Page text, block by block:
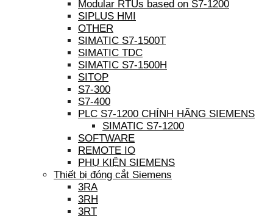
Modular RTUs based on S7-1200
SIPLUS HMI
OTHER
SIMATIC S7-1500T
SIMATIC TDC
SIMATIC S7-1500H
SITOP
S7-300
S7-400
PLC S7-1200 CHÍNH HÃNG SIEMENS
SIMATIC S7-1200
SOFTWARE
REMOTE IO
PHỤ KIỆN SIEMENS
Thiết bị đóng cắt Siemens
3RA
3RH
3RT